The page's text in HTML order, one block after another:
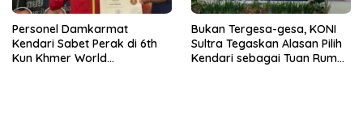
Personel Damkarmat
Kendari Sabet Perak di 6th
Kun Khmer World
Bukan Tergesa-gesa, KONI
Sultra Tegaskan Alasan Pilih
Kendari sebagai Tuan Rumah